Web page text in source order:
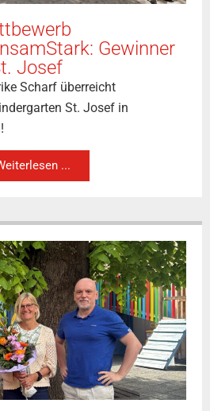
Gewinner
Josef
Scharf überreicht
St. Josef in
...